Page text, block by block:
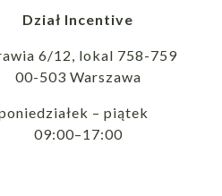
Dział Incentive
6/12, lokal 758-759
00-503 Warszawa
– piątek
09:00–17:00